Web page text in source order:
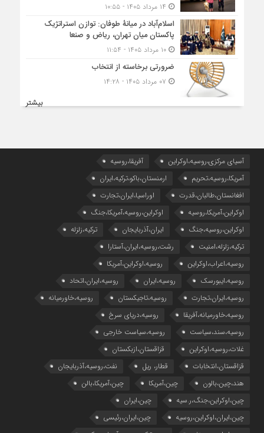
اسلام‌آباد در میانۀ طوفان: توازن استراتژیک
پاکستان میان تهران، ریاض و صنعا
۱۰ مرداد ۱۴۰۵ - ۱۱:۵۴
ضرورتی برخاسته از انتخاب
بیشتر
آسیای مرکزی،روسیه،اوکراین
آفریقا،روسیه
آمریکا،روسیه،تحریم
ارمنستان،باکو،ترکیه،ایران
افغانستان،طالبان،قدرت
اوراسیا،ایران،تجارت
اوکراین،آمریکا،روسیه
اوکراین،روسیه،آمریکا،جنگ
اوکراین،روسیه،جنگ
ایران،آذربایجان
ترکیه،زلزله
ترکیه،زلزله،امنیت
رشت،روسیه،ایران،آستارا
روسیه،اعراب،اوکراین
روسیه،اوکراین،آمریکا
روسیه،ایبورسک
روسیه،ایران
روسیه،ایران،اتحاد
روسیه،ایران،تجارت
روسیه،تاجیکستان
روسیه،خاورمیانه
روسیه،خاورمیانه،آفریقا
روسیه،دریای سرخ
روسیه،سند،سیاست
روسیه،سیاست خارجی
غلات،روسیه،اوکراین
قزاقستان،ازبکستان
قزاقستان،انتخابات
قطار، ریل
نفت،روسیه،آذربایجان
هند،چین،بالون
چین،آمریکا
چین،آمریکا،بالن
چین،اوکراین،جنگ،ر.سیه
چین،ایران
چین،ایران،اوکراین،روسیه
چین،ایران،رئیسی